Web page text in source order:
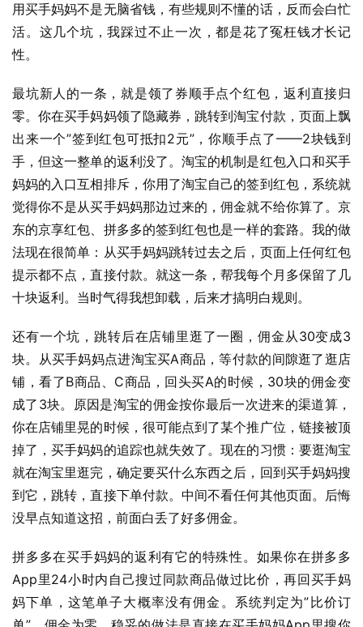
用买手妈妈不是无脑省钱，有些规则不懂的话，反而会白忙
活。这几个坑，我踩过不止一次，都是花了冤枉钱才长记
性。
最坑新人的一条，就是领了券顺手点个红包，返利直接归
零。你在买手妈妈领了隐藏券，跳转到淘宝付款，页面上飘
出来一个”签到红包可抵扣2元”，你顺手点了——2块钱到
手，但这一整单的返利没了。淘宝的机制是红包入口和买手
妈妈的入口互相排斥，你用了淘宝自己的签到红包，系统就
觉得你不是从买手妈妈那边过来的，佣金就不给你算了。京
东的京享红包、拼多多的签到红包也是一样的套路。我的做
法现在很简单：从买手妈妈跳转过去之后，页面上任何红包
提示都不点，直接付款。就这一条，帮我每个月多保留了几
十块返利。当时气得我想卸载，后来才搞明白规则。
还有一个坑，跳转后在店铺里逛了一圈，佣金从30变成3
块。从买手妈妈点进淘宝买A商品，等付款的间隙逛了逛店
铺，看了B商品、C商品，回头买A的时候，30块的佣金变
成了3块。原因是淘宝的佣金按你最后一次进来的渠道算，
你在店铺里晃的时候，很可能点到了某个推广位，链接被顶
掉了，买手妈妈的追踪也就失效了。现在的习惯：要逛淘宝
就在淘宝里逛完，确定要买什么东西之后，回到买手妈妈搜
到它，跳转，直接下单付款。中间不看任何其他页面。后悔
没早点知道这招，前面白丢了好多佣金。
拼多多在买手妈妈的返利有它的特殊性。如果你在拼多多
App里24小时内自己搜过同款商品做过比价，再回买手妈
妈下单，这笔单子大概率没有佣金。系统判定为”比价订